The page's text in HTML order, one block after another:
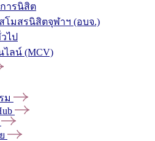
ารนิสิต
โมสรนิสิตจุฬาฯ (อบจ.)
ไป
ไลน์ (MCV)
ม